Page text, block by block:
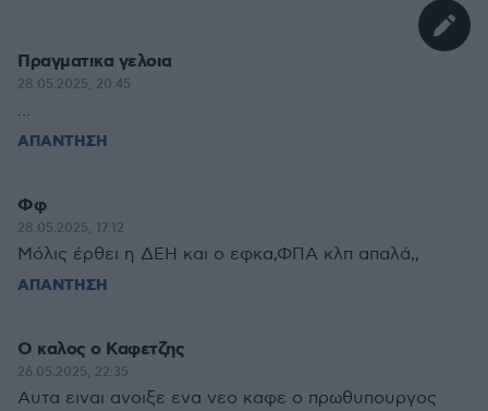
Πραγματικα γελοια
28.05.2025, 20:45
...
ΑΠΑΝΤΗΣΗ
Φφ
28.05.2025, 17:12
Μόλις έρθει η ΔΕΗ και ο εφκα,ΦΠΑ κλπ απαλά,,
ΑΠΑΝΤΗΣΗ
Ο καλος ο Καφετζης
26.05.2025, 22:35
Αυτα ειναι ανοιξε ενα νεο καφε ο πρωθυπουργος